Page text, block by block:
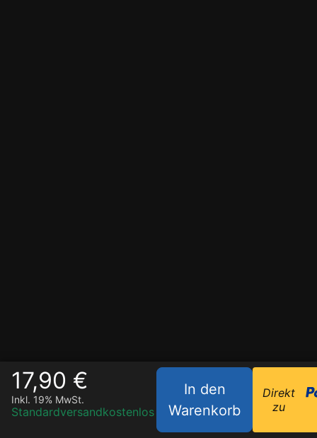
17,90 €
Inkl. 19% MwSt.
Standardversandkostenlos
In den
Warenkorb
Direkt
zu